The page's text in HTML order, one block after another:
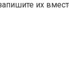
их